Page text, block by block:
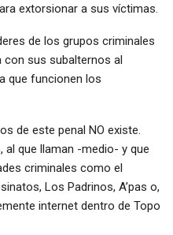
extorsionar a sus víctimas.
de los grupos criminales
sus subalternos al
que funcionen los
de este penal NO existe.
que llaman -medio- y que
criminales como el
Los Padrinos, A’pas o,
internet dentro de Topo